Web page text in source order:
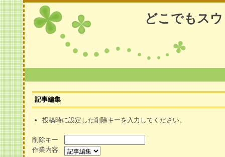
どこでもス
記事編集
投稿時に設定した削除キーを入力してください。
削除キー
作業内容